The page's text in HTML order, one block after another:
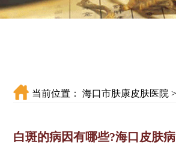
当前位置： 海口市肤康皮肤医院 >
白斑的病因有哪些?海口皮肤